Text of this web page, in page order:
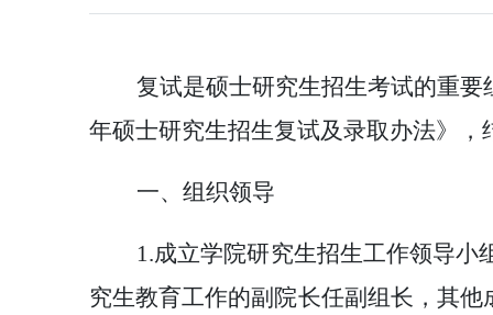
复试是硕士研究生招生考试的重
年硕士研究生招生复试及录取办法》
一、组织领导
1.成立学院研究生招生工作领导小
究生教育工作的副院长任副组长，其